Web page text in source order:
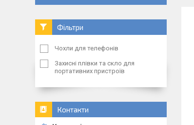
Фільтри
Чохли для телефонів
Захисні плівки та скло для
портативних пристроїв
Контакти